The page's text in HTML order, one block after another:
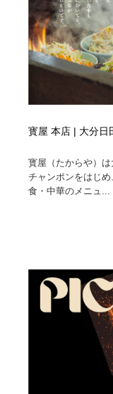
寳屋 本店 | 大分日
寳屋（たからや）
チャンポンをはじ
食・中華のメニュ...